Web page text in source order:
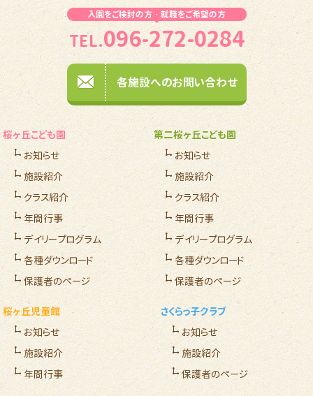
入園をご検討の方・就職をご希望の方
TEL.096-272-0284
各施設へのお問い合わせ
桜ヶ丘こども園
お知らせ
施設紹介
クラス紹介
年間行事
デイリープログラム
各種ダウンロード
保護者のページ
第二桜ヶ丘こども園
お知らせ
施設紹介
クラス紹介
年間行事
デイリープログラム
各種ダウンロード
保護者のページ
桜ヶ丘児童館
お知らせ
施設紹介
年間行事
さくらっ子クラブ
お知らせ
施設紹介
保護者のページ